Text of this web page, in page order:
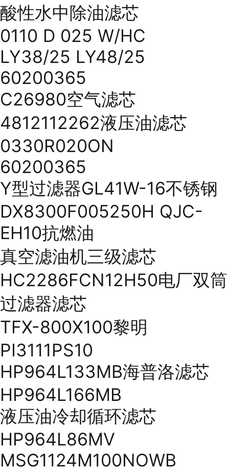
酸性水中除油滤芯
0110 D 025 W/HC
LY38/25 LY48/25
60200365
C26980空气滤芯
4812112262液压油滤芯
0330R020ON
60200365
Y型过滤器GL41W-16不锈钢
DX8300F005250H QJC-
EH10抗燃油
真空滤油机三级滤芯
HC2286FCN12H50电厂双筒
过滤器滤芯
TFX-800X100黎明
PI3111PS10
HP964L133MB海普洛滤芯
HP964L166MB
液压油冷却循环滤芯
HP964L86MV
MSG1124M100NOWB